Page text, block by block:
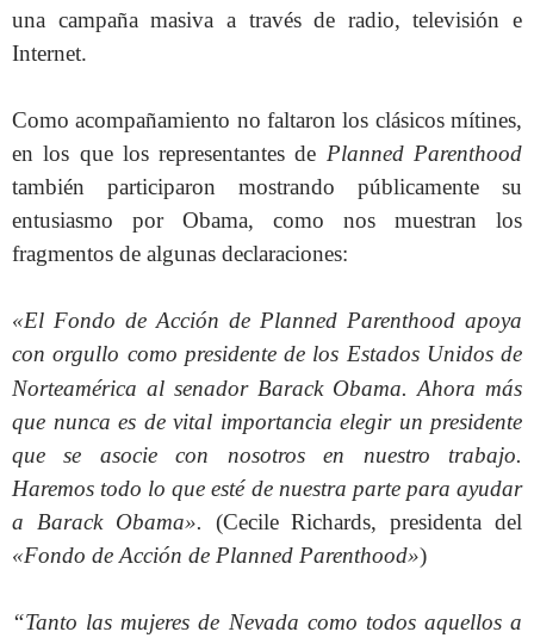
una campaña masiva a través de radio, televisión e
Internet.
Como acompañamiento no faltaron los clásicos mítines,
en los que los representantes de Planned Parenthood
también participaron mostrando públicamente su
entusiasmo por Obama, como nos muestran los
fragmentos de algunas declaraciones:
«El Fondo de Acción de Planned Parenthood apoya
con orgullo como presidente de los Estados Unidos de
Norteamérica al senador Barack Obama. Ahora más
que nunca es de vital importancia elegir un presidente
que se asocie con nosotros en nuestro trabajo.
Haremos todo lo que esté de nuestra parte para ayudar
a Barack Obama». (Cecile Richards, presidenta del
«Fondo de Acción de Planned Parenthood»)
“Tanto las mujeres de Nevada como todos aquellos a